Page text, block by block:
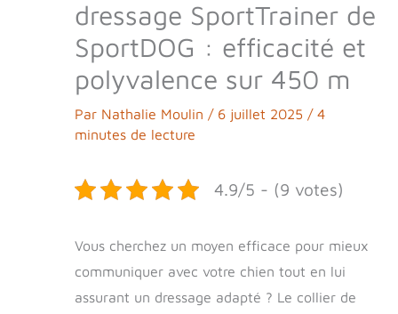
dressage SportTrainer de
SportDOG : efficacité et
polyvalence sur 450 m
Par Nathalie Moulin / 6 juillet 2025 / 4
minutes de lecture
4.9/5 - (9 votes)
Vous cherchez un moyen efficace pour mieux
communiquer avec votre chien tout en lui
assurant un dressage adapté ? Le collier de